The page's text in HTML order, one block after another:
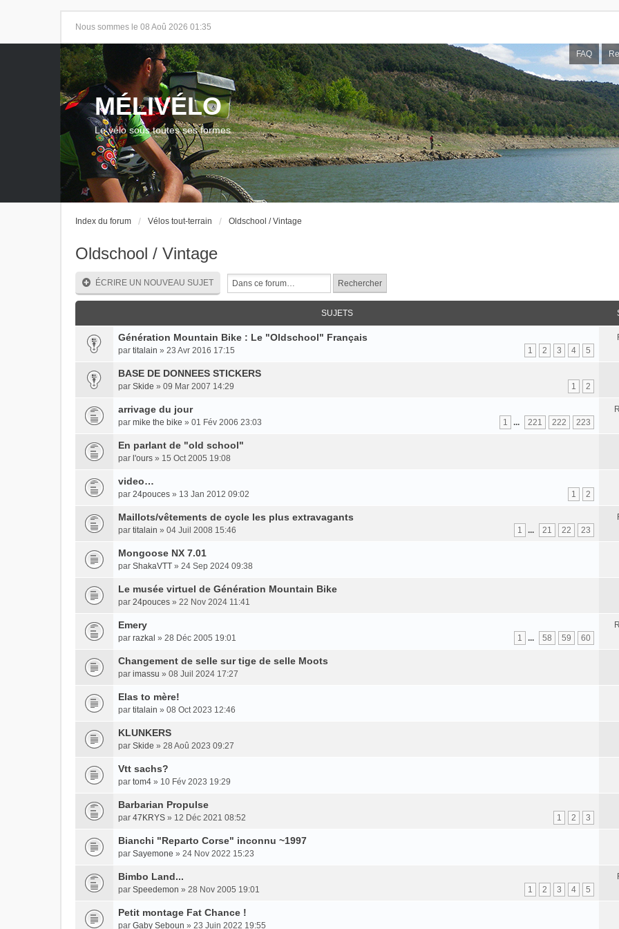
Nous sommes le 08 Aoû 2026 01:35
FAQ
MÉLIVÉLO
Le vélo sous toutes ses formes
Index du forum Vélos tout-terrain Oldschool / Vintage
Oldschool / Vintage
ÉCRIRE UN NOUVEAU SUJET
SUJETS
Génération Mountain Bike : Le "Oldschool" Français
1 2 3 4 5
par titalain » 23 Avr 2016 17:15
BASE DE DONNEES STICKERS
1 2
par Skide » 09 Mar 2007 14:29
arrivage du jour
1 ... 221 222 223
par mike the bike » 01 Fév 2006 23:03
En parlant de "old school"
par l'ours » 15 Oct 2005 19:08
video…
1 2
par 24pouces » 13 Jan 2012 09:02
Maillots/vêtements de cycle les plus extravagants
1 ... 21 22 23
par titalain » 04 Juil 2008 15:46
Mongoose NX 7.01
par ShakaVTT » 24 Sep 2024 09:38
Le musée virtuel de Génération Mountain Bike
par 24pouces » 22 Nov 2024 11:41
Emery
1 ... 58 59 60
par razkal » 28 Déc 2005 19:01
Changement de selle sur tige de selle Moots
par imassu » 08 Juil 2024 17:27
Elas to mère!
par titalain » 08 Oct 2023 12:46
KLUNKERS
par Skide » 28 Aoû 2023 09:27
Vtt sachs?
par tom4 » 10 Fév 2023 19:29
Barbarian Propulse
1 2 3
par 47KRYS » 12 Déc 2021 08:52
Bianchi "Reparto Corse" inconnu ~1997
par Sayemone » 24 Nov 2022 15:23
Bimbo Land...
1 2 3 4 5
par Speedemon » 28 Nov 2005 19:01
Petit montage Fat Chance !
par Gaby Seboun » 23 Juin 2022 19:55